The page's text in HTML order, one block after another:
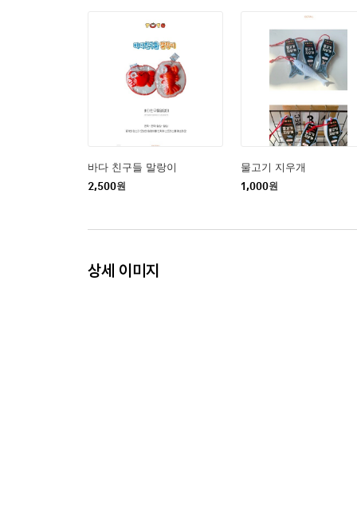
바다 친구들 말랑이
2,500원
물고기 지우개
1,000원
상세 이미지